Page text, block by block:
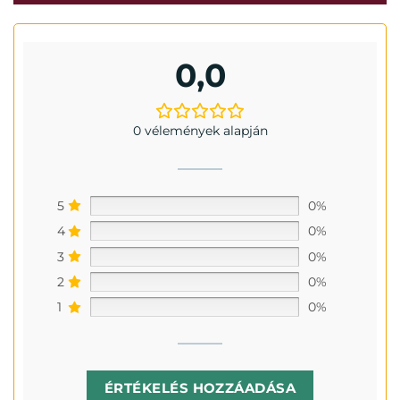
0,0
0 vélemények alapján
5
0%
4
0%
3
0%
2
0%
1
0%
ÉRTÉKELÉS HOZZÁADÁSA